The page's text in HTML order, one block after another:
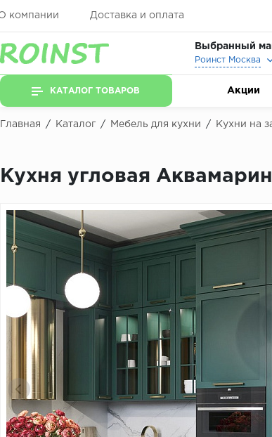
компании Доставка и оплата
Выбранный
Роинст Москва
КАТАЛОГ ТОВАРОВ Акции
Главная / Каталог / Мебель для кухни / Кухни на
Кухня угловая